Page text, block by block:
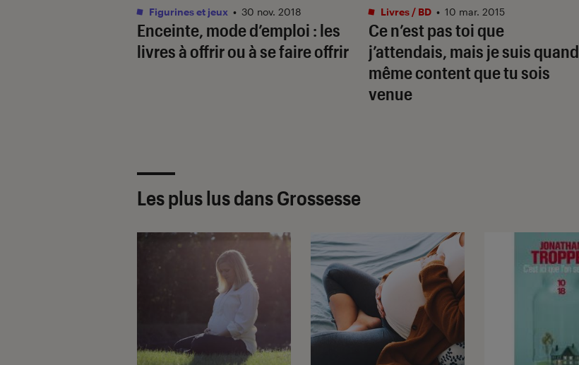
Enceinte, mode d’emploi : les
livres à offrir ou à se faire offrir
Figurines et jeux • 30 nov. 2018
Ce n’est pas toi que
j’attendais, mais je suis quand
même content que tu sois
venue
Livres / BD • 10 mar. 2015
Les plus lus dans Grossesse